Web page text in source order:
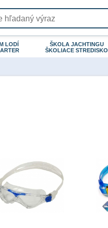
LODÍ
ŠKOLA JACHTINGU
ŠKOLIACE STREDISKO